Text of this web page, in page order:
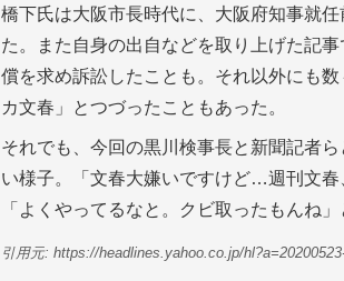
橋下氏は大阪市長時代に、大阪府知事就
た。また自身の出自などを取り上げた記
償を求め訴訟したことも。それ以外にも
カ文春」とつづったこともあった。
それでも、今回の黒川検事長と新聞記者
い様子。「文春大嫌いですけど…週刊文
「よくやってるなと。クビ取ったもんね」
引用元: https://headlines.yahoo.co.jp/